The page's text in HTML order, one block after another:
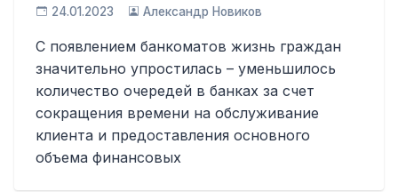
24.01.2023 Александр Новиков
С появлением банкоматов жизнь граждан
значительно упростилась – уменьшилось
количество очередей в банках за счет
сокращения времени на обслуживание
клиента и предоставления основного
объема финансовых